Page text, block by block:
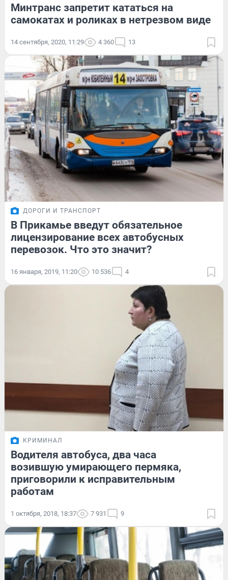
Минтранс запретит кататься на
самокатах и роликах в нетрезвом виде
14 сентября, 2020, 11:29 4 360 13
ДОРОГИ И ТРАНСПОРТ
В Прикамье введут обязательное
лицензирование всех автобусных
перевозок. Что это значит?
16 января, 2019, 11:20 10 536 4
КРИМИНАЛ
Водителя автобуса, два часа
возившую умирающего пермяка,
приговорили к исправительным
работам
1 октября, 2018, 18:37 7 931 9